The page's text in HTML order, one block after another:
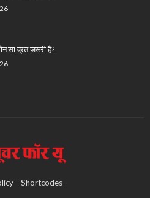
सा व्रत जरूरी है?
Shortcodes